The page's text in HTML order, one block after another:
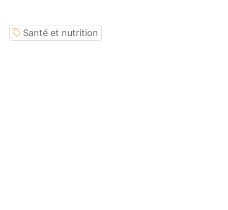
Santé et nutrition